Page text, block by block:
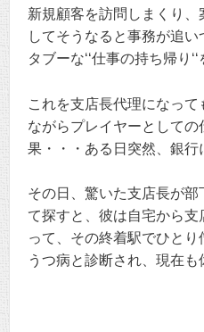
新規顧客を訪問しまくり
してそうなると事務が追
タブーな‘‘仕事の持ち帰り‘‘
これを支店長代理になっ
ながらプレイヤーとして
果・・・ある日突然、銀行
その日、驚いた支店長が
て探すと、彼は自宅から
って、その終着駅でひと
うつ病と診断され、現在も